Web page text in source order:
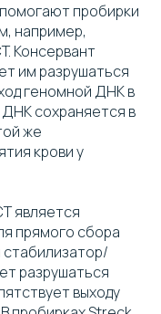
пробирки
например,
Консервант
им разрушаться
геномной ДНК в
сохраняется в
же
крови у
является
прямого сбора
разрушаться
выходу